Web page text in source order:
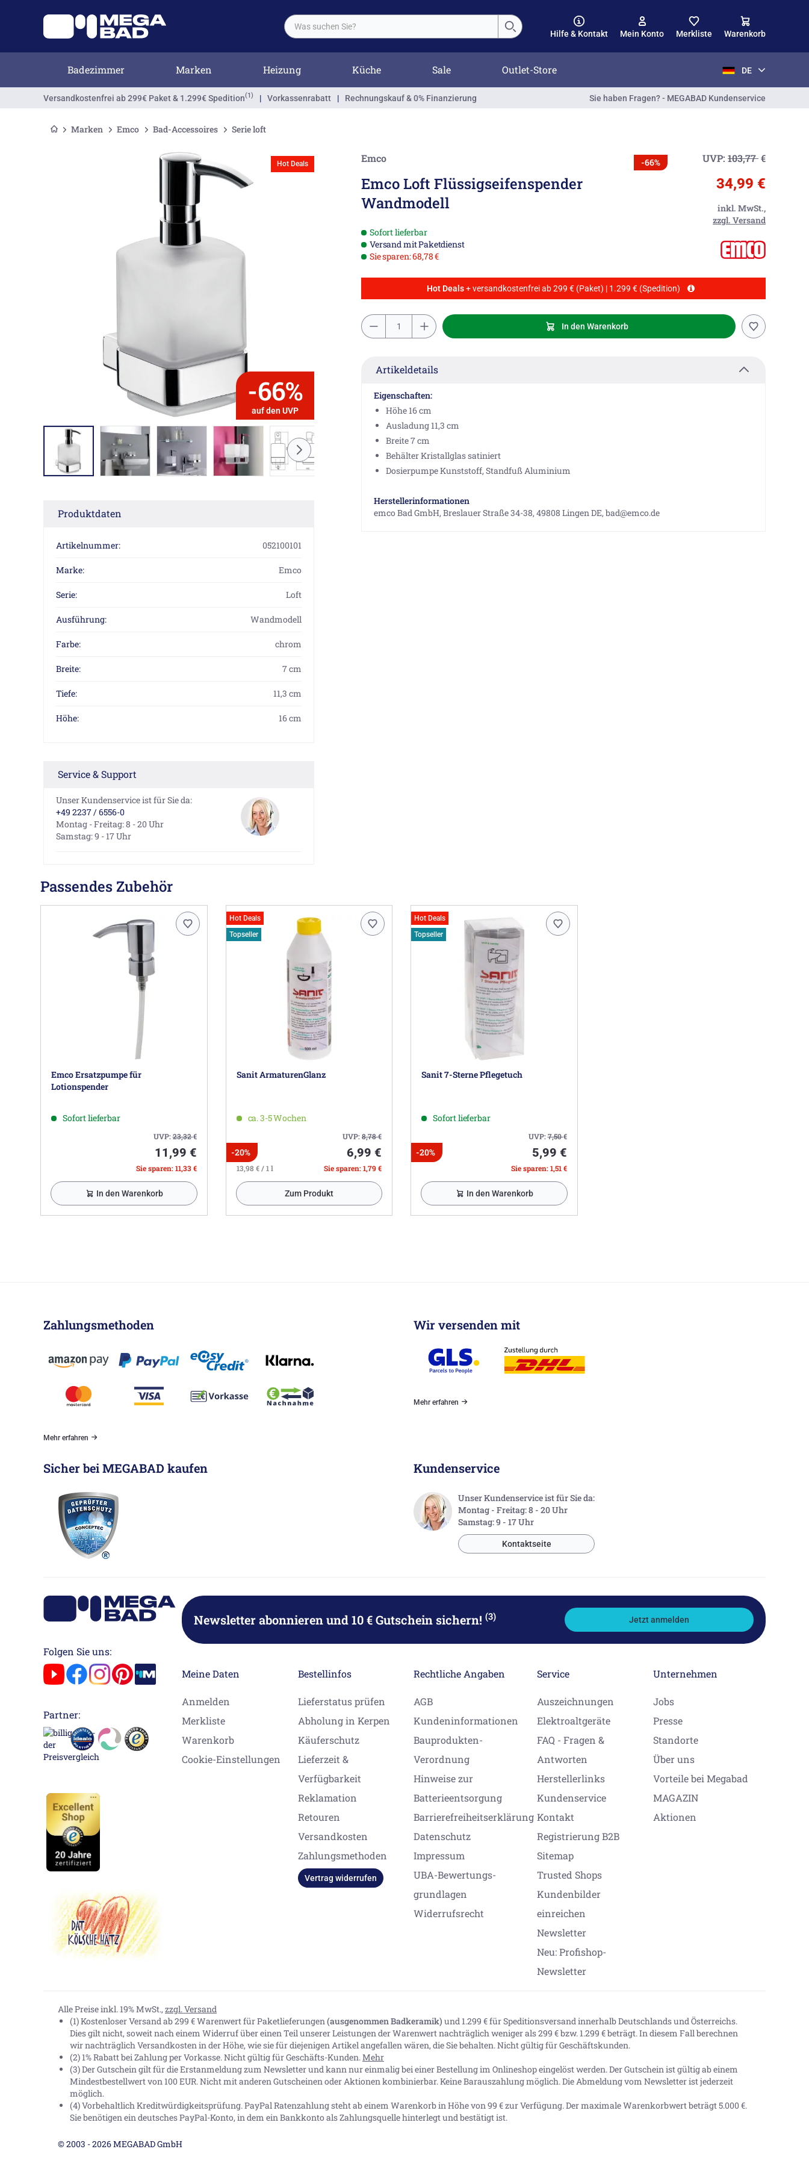
Hilfe & Kontakt Mein Konto Merkliste Warenkorb
Badezimmer Marken Heizung Küche Sale Outlet-Store DE
Versandkostenfrei ab 299€ Paket & 1.299€ Spedition(1) | Vorkassenrabatt | Rechnungskauf & 0% Finanzierung Sie haben Fragen? - MEGABAD Kundenservice
Marken Emco Bad-Accessoires Serie loft
Hot Deals
-66%
auf den UVP
Produktdaten
Artikelnummer: 052100101
Marke: Emco
Serie: Loft
Ausführung: Wandmodell
Farbe: chrom
Breite: 7 cm
Tiefe: 11,3 cm
Höhe: 16 cm
Service & Support
Unser Kundenservice ist für Sie da:
+49 2237 / 6556-0
Montag - Freitag: 8 - 20 Uhr
Samstag: 9 - 17 Uhr
Emco
Emco Loft Flüssigseifenspender
Wandmodell
-66% UVP: 103,77€
34,99 €
inkl. MwSt.,
zzgl. Versand
Sofort lieferbar
Versand mit Paketdienst
Sie sparen: 68,78 €
Hot Deals+ versandkostenfrei ab 299 € (Paket) | 1.299 € (Spedition)
In den Warenkorb
Artikeldetails
Eigenschaften:
Höhe 16 cm
Ausladung 11,3 cm
Breite 7 cm
Behälter Kristallglas satiniert
Dosierpumpe Kunststoff, Standfuß Aluminium
Herstellerinformationen
emco Bad GmbH, Breslauer Straße 34-38, 49808 Lingen DE, bad@emco.de
Passendes Zubehör
Emco Ersatzpumpe für
Lotionspender
Sofort lieferbar
UVP:23,32€
11,99 €
Sie sparen: 11,33 €
In den Warenkorb
Hot Deals
Topseller
Sanit ArmaturenGlanz
ca. 3-5 Wochen
UVP:8,78€
-20% 6,99 €
13,98 € / 1 l Sie sparen: 1,79 €
Zum Produkt
Hot Deals
Topseller
Sanit 7-Sterne Pflegetuch
Sofort lieferbar
UVP:7,50€
-20% 5,99 €
Sie sparen: 1,51 €
In den Warenkorb
Zahlungsmethoden
Mehr erfahren
Wir versenden mit
Mehr erfahren
Sicher bei MEGABAD kaufen Kundenservice
Unser Kundenservice ist für Sie da:
Montag - Freitag: 8 - 20 Uhr
Samstag: 9 - 17 Uhr
Kontaktseite
Folgen Sie uns:
Partner:
Newsletter abonnierenund 10 € Gutschein sichern! (3) Jetzt anmelden
Meine Daten
Anmelden
Merkliste
Warenkorb
Cookie-Einstellungen
Bestellinfos
Lieferstatus prüfen
Abholung in Kerpen
Käuferschutz
Lieferzeit &
Verfügbarkeit
Reklamation
Retouren
Versandkosten
Zahlungsmethoden
Vertrag widerrufen
Rechtliche Angaben
AGB
Kundeninformationen
Bauprodukten-
Verordnung
Hinweise zur
Batterieentsorgung
Barrierefreiheitserklärung
Datenschutz
Impressum
UBA-Bewertungs-
grundlagen
Widerrufsrecht
Service
Auszeichnungen
Elektroaltgeräte
FAQ - Fragen &
Antworten
Herstellerlinks
Kundenservice
Kontakt
Registrierung B2B
Sitemap
Trusted Shops
Kundenbilder
einreichen
Newsletter
Neu: Profishop-
Newsletter
Unternehmen
Jobs
Presse
Standorte
Über uns
Vorteile bei Megabad
MAGAZIN
Aktionen
Alle Preise inkl. 19% MwSt., zzgl. Versand
(1) Kostenloser Versand ab 299 € Warenwert für Paketlieferungen (ausgenommen Badkeramik) und 1.299 € für Speditionsversand innerhalb Deutschlands und Österreichs.
Dies gilt nicht, soweit nach einem Widerruf über einen Teil unserer Leistungen der Warenwert nachträglich weniger als 299 € bzw. 1.299 € beträgt. In diesem Fall berechnen
wir nachträglich Versandkosten in der Höhe, wie sie für diejenigen Artikel angefallen wären, die Sie behalten. Nicht gültig für Geschäftskunden.
(2) 1% Rabatt bei Zahlung per Vorkasse. Nicht gültig für Geschäfts-Kunden. Mehr
(3) Der Gutschein gilt für die Erstanmeldung zum Newsletter und kann nur einmalig bei einer Bestellung im Onlineshop eingelöst werden. Der Gutschein ist gültig ab einem
Mindestbestellwert von 100 EUR. Nicht mit anderen Gutscheinen oder Aktionen kombinierbar. Keine Barauszahlung möglich. Die Abmeldung vom Newsletter ist jederzeit
möglich.
(4) Vorbehaltlich Kreditwürdigkeitsprüfung. PayPal Ratenzahlung steht ab einem Warenkorb in Höhe von 99 €zur Verfügung. Der maximale Warenkorbwert beträgt5.000 €.
Sie benötigen ein deutsches PayPal-Konto, in dem ein Bankkonto als Zahlungsquelle hinterlegt und bestätigt ist.
© 2003 - 2026 MEGABAD GmbH